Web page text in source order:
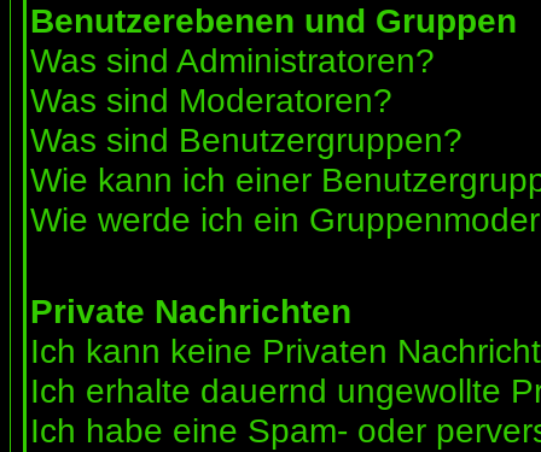
Benutzerebenen und Gruppen
Was sind Administratoren?
Was sind Moderatoren?
Was sind Benutzergruppen?
Wie kann ich einer
Wie werde ich ein
Private Nachrichten
Ich kann keine Privaten
Ich erhalte dauernd ungewollte
Ich habe eine Spam- oder